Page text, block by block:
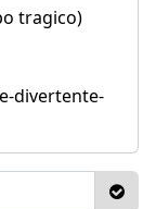
tragico)
divertente-